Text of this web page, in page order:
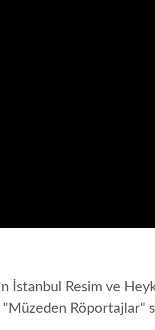
Resim ve
Röportajlar"